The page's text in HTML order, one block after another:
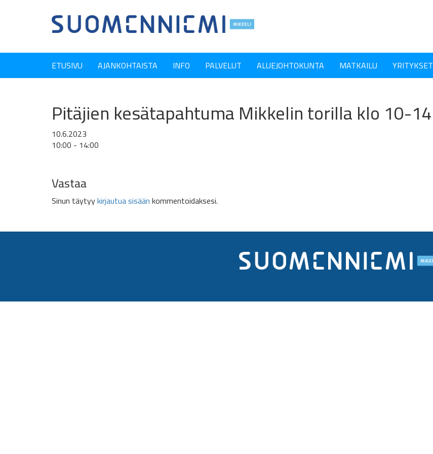
ETUSIVU AJANKOHTAISTA INFO PALVELUT ALUEJOHTOKUNTA MATKAILU YRITYKSET
Pitäjien kesätapahtuma Mikkelin torilla klo 10-14
10.6.2023
10:00 - 14:00
Vastaa
Sinun täytyykirjautua sisäänkommentoidaksesi.